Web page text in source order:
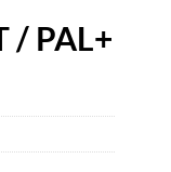
/ PAL+